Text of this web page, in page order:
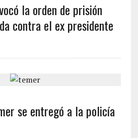
la orden de prisión
contra el ex presidente
se entregó a la policía